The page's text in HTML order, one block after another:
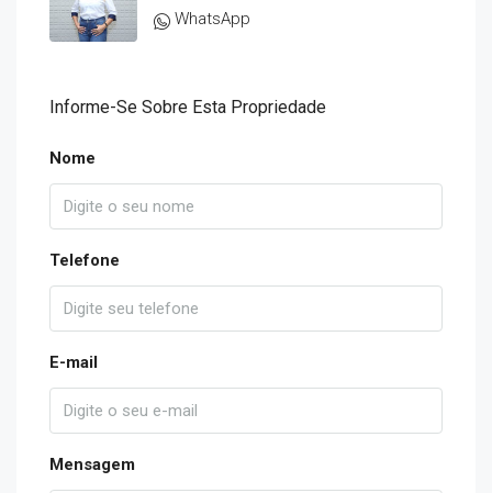
WhatsApp
Informe-Se Sobre Esta Propriedade
Nome
Telefone
E-mail
Mensagem